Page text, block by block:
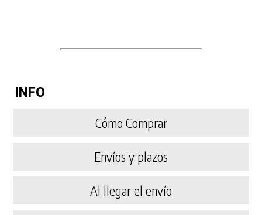
INFO
Cómo Comprar
Envíos y plazos
Al llegar el envío